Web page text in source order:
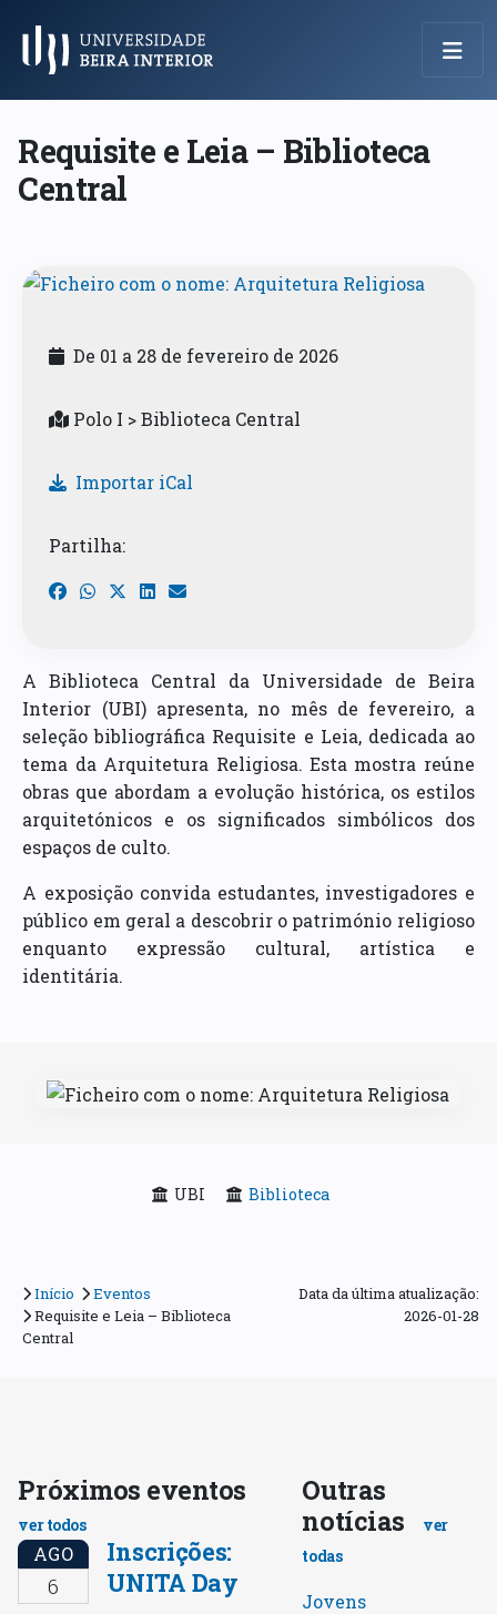
Menu Principal
Requisite e Leia – Biblioteca
Central
De 01 a 28 de fevereiro de 2026
Polo I > Biblioteca Central
Importar iCal
Partilha:
A Biblioteca Central da Universidade de Beira
Interior (UBI) apresenta, no mês de fevereiro, a
seleção bibliográfica Requisite e Leia, dedicada ao
tema da Arquitetura Religiosa. Esta mostra reúne
obras que abordam a evolução histórica, os estilos
arquitetónicos e os significados simbólicos dos
espaços de culto.
A exposição convida estudantes, investigadores e
público em geral a descobrir o património religioso
enquanto expressão cultural, artística e
identitária.
UBI Biblioteca
Início
Eventos
Requisite e Leia – Biblioteca
Central
Data da última atualização:
2026-01-28
Próximos eventos
ver todos
AGO
6
Inscrições:
UNITA Day
Outras
notícias
ver
todas
Jovens